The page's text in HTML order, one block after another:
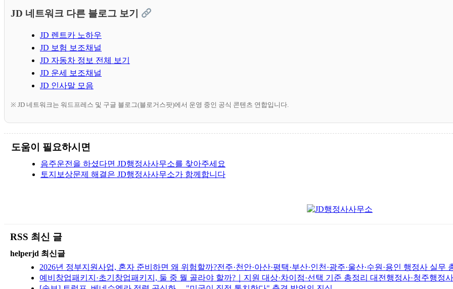
JD 네트워크 다른 블로그 보기
JD 렌트카 노하우
JD 보험 보조채널
JD 자동차 정보 전체 보기
JD 운세 보조채널
JD 인사말 모음
※ JD 네트워크는 워드프레스 및 구글 블로그(블로거스팟)에서 운영 중인 공식 콘텐츠 연합입니다.
도움이 필요하시면
음주운전을 하셨다면 JD행정사사무소를 찾아주세요
토지보상문제 해결은 JD행정사사무소가 함께합니다
RSS 최신 글
helperjd 최신글
2026년 정부지원사업, 혼자 준비하면 왜 위험할까?전주·천안·아산·평택·부산·인천·광주·울산·수원·용인 행정사 실무
예비창업패키지·초기창업패키지, 둘 중 뭘 골라야 할까?｜지원 대상·차이점·선택 기준 총정리 대전행정사·청주행정사